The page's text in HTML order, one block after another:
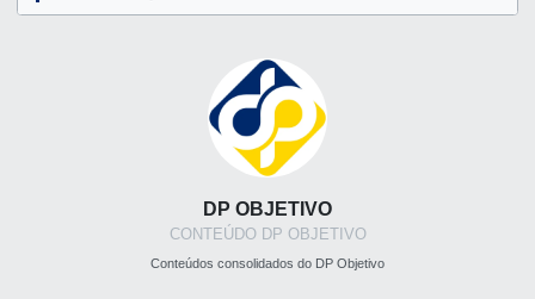
DP OBJETIVO
CONTEÚDO DP OBJETIVO
Conteúdos consolidados do DP Objetivo